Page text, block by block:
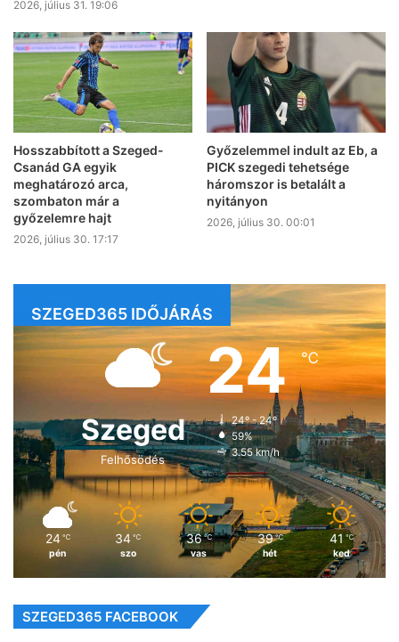
2026, július 31. 19:06
Hosszabbított a Szeged-
Csanád GA egyik
meghatározó arca,
szombaton már a
győzelemre hajt
2026, július 30. 17:17
Győzelemmel indult az Eb, a
PICK szegedi tehetsége
háromszor is betalált a
nyitányon
2026, július 30. 00:01
SZEGED365 IDŐJÁRÁS
Szeged
Felhősödés
24℃
24º - 24º
59%
3.55 km/h
24 ℃
pén
34 ℃
szo
36 ℃
vas
39 ℃
hét
41 ℃
ked
SZEGED365 FACEBOOK